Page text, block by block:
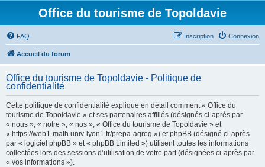
Office du tourisme de Topoldavie
FAQ Connexion
Inscription
Accueil du forum
Office du tourisme de Topoldavie - Politique de
confidentialité
Cette politique de confidentialité explique en détail comment « Office du
tourisme de Topoldavie » et ses partenaires affiliés (désignés ci-après par
« nous », « notre », « nos », « Office du tourisme de Topoldavie » et
« https://web1-math.univ-lyon1.fr/prepa-agreg ») et phpBB (désigné ci-après
par « logiciel phpBB » et « phpBB Limited ») utilisent toutes les informations
collectées lors des sessions d’utilisation de votre part (désignées ci-après par
« vos informations »).